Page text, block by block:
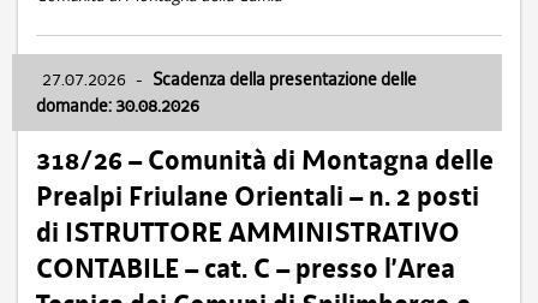
27.07.2026 - Scadenza della presentazione delle
domande: 30.08.2026
318/26 – Comunità di Montagna delle
Prealpi Friulane Orientali – n. 2 posti
di ISTRUTTORE AMMINISTRATIVO
CONTABILE – cat. C – presso l’Area